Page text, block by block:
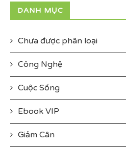
DANH MỤC
Chưa được phân loại
Công Nghệ
Cuộc Sống
Ebook VIP
Giảm Cân